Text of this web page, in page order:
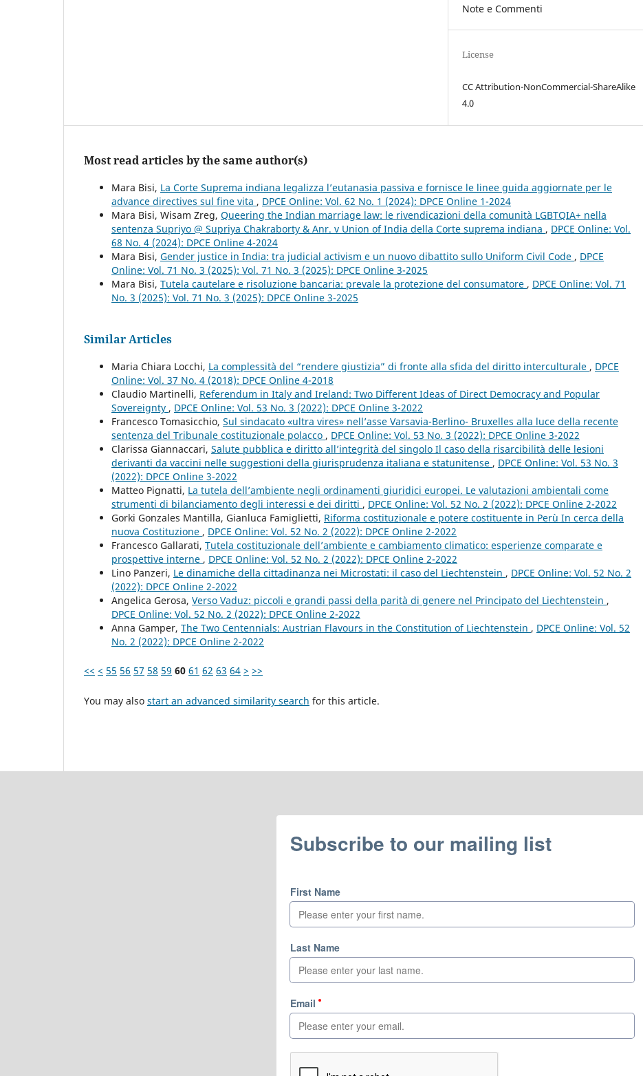
Note e Commenti
License
CC Attribution-NonCommercial-ShareAlike
4.0
Most read articles by the same author(s)
Mara Bisi, La Corte Suprema indiana legalizza l’eutanasia passiva e fornisce le linee guida aggiornate per le
advance directives sul fine vita , DPCE Online: Vol. 62 No. 1 (2024): DPCE Online 1-2024
Mara Bisi, Wisam Zreg, Queering the Indian marriage law: le rivendicazioni della comunità LGBTQIA+ nella
sentenza Supriyo @ Supriya Chakraborty & Anr. v Union of India della Corte suprema indiana , DPCE Online: Vol.
68 No. 4 (2024): DPCE Online 4-2024
Mara Bisi, Gender justice in India: tra judicial activism e un nuovo dibattito sullo Uniform Civil Code , DPCE
Online: Vol. 71 No. 3 (2025): Vol. 71 No. 3 (2025): DPCE Online 3-2025
Mara Bisi, Tutela cautelare e risoluzione bancaria: prevale la protezione del consumatore , DPCE Online: Vol. 71
No. 3 (2025): Vol. 71 No. 3 (2025): DPCE Online 3-2025
Similar Articles
Maria Chiara Locchi, La complessità del “rendere giustizia” di fronte alla sfida del diritto interculturale , DPCE
Online: Vol. 37 No. 4 (2018): DPCE Online 4-2018
Claudio Martinelli, Referendum in Italy and Ireland: Two Different Ideas of Direct Democracy and Popular
Sovereignty , DPCE Online: Vol. 53 No. 3 (2022): DPCE Online 3-2022
Francesco Tomasicchio, Sul sindacato «ultra vires» nell’asse Varsavia-Berlino- Bruxelles alla luce della recente
sentenza del Tribunale costituzionale polacco , DPCE Online: Vol. 53 No. 3 (2022): DPCE Online 3-2022
Clarissa Giannaccari, Salute pubblica e diritto all’integrità del singolo Il caso della risarcibilità delle lesioni
derivanti da vaccini nelle suggestioni della giurisprudenza italiana e statunitense , DPCE Online: Vol. 53 No. 3
(2022): DPCE Online 3-2022
Matteo Pignatti, La tutela dell’ambiente negli ordinamenti giuridici europei. Le valutazioni ambientali come
strumenti di bilanciamento degli interessi e dei diritti , DPCE Online: Vol. 52 No. 2 (2022): DPCE Online 2-2022
Gorki Gonzales Mantilla, Gianluca Famiglietti, Riforma costituzionale e potere costituente in Perù In cerca della
nuova Costituzione , DPCE Online: Vol. 52 No. 2 (2022): DPCE Online 2-2022
Francesco Gallarati, Tutela costituzionale dell’ambiente e cambiamento climatico: esperienze comparate e
prospettive interne , DPCE Online: Vol. 52 No. 2 (2022): DPCE Online 2-2022
Lino Panzeri, Le dinamiche della cittadinanza nei Microstati: il caso del Liechtenstein , DPCE Online: Vol. 52 No. 2
(2022): DPCE Online 2-2022
Angelica Gerosa, Verso Vaduz: piccoli e grandi passi della parità di genere nel Principato del Liechtenstein ,
DPCE Online: Vol. 52 No. 2 (2022): DPCE Online 2-2022
Anna Gamper, The Two Centennials: Austrian Flavours in the Constitution of Liechtenstein , DPCE Online: Vol. 52
No. 2 (2022): DPCE Online 2-2022
<< < 55 56 57 58 59 60 61 62 63 64 > >>
You may also start an advanced similarity search for this article.